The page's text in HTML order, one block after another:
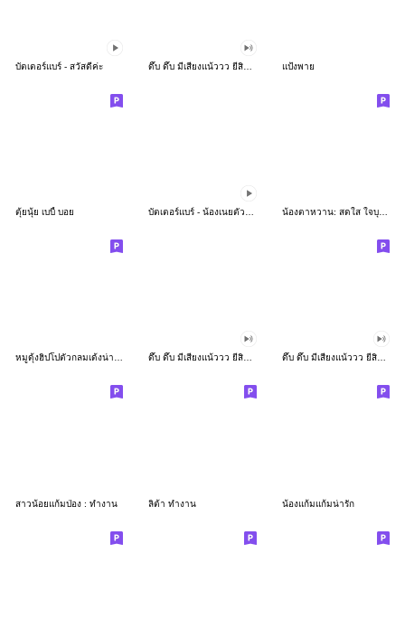
บัตเตอร์แบร์ - สวัสดีค่ะ แป้งพาย
ตุ้ยนุ้ย เบบี้ บอย น้องตาหวาน: สดใส ใจบุญ (สีพาสเทล)
หมูดุ้งฮิปโปตัวกลมเด้งน่ารัก ดึ๊บ ดึ๊บ มีเสียงแน้ววว ยี่สิบเจ็ด ดึ๊บ ดึ๊บ มีเสียงแน้ววว ยี่สิบหก
สาวน้อยแก้มป่อง : ทำงาน ลิต้า ทำงาน น้องแก้มแก้มน่ารัก